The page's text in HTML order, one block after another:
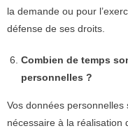
la demande ou pour
défense de ses droits.
Combien de temps
personnelles ?
Vos données
nécessaire à la réalisation